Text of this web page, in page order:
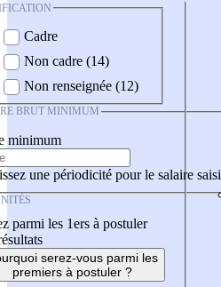
Cadre
Non cadre (14)
Non renseignée (12)
BRUT MINIMUM
minimum
une périodicité pour le salaire saisi
parmi les 1ers à postuler
serez-vous parmi les
premiers à postuler ?